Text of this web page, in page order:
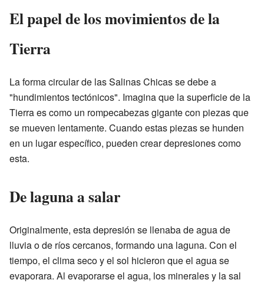
El papel de los movimientos de la
Tierra
La forma circular de las Salinas Chicas se debe a
"hundimientos tectónicos". Imagina que la superficie de la
Tierra es como un rompecabezas gigante con piezas que
se mueven lentamente. Cuando estas piezas se hunden
en un lugar específico, pueden crear depresiones como
esta.
De laguna a salar
Originalmente, esta depresión se llenaba de agua de
lluvia o de ríos cercanos, formando una laguna. Con el
tiempo, el clima seco y el sol hicieron que el agua se
evaporara. Al evaporarse el agua, los minerales y la sal